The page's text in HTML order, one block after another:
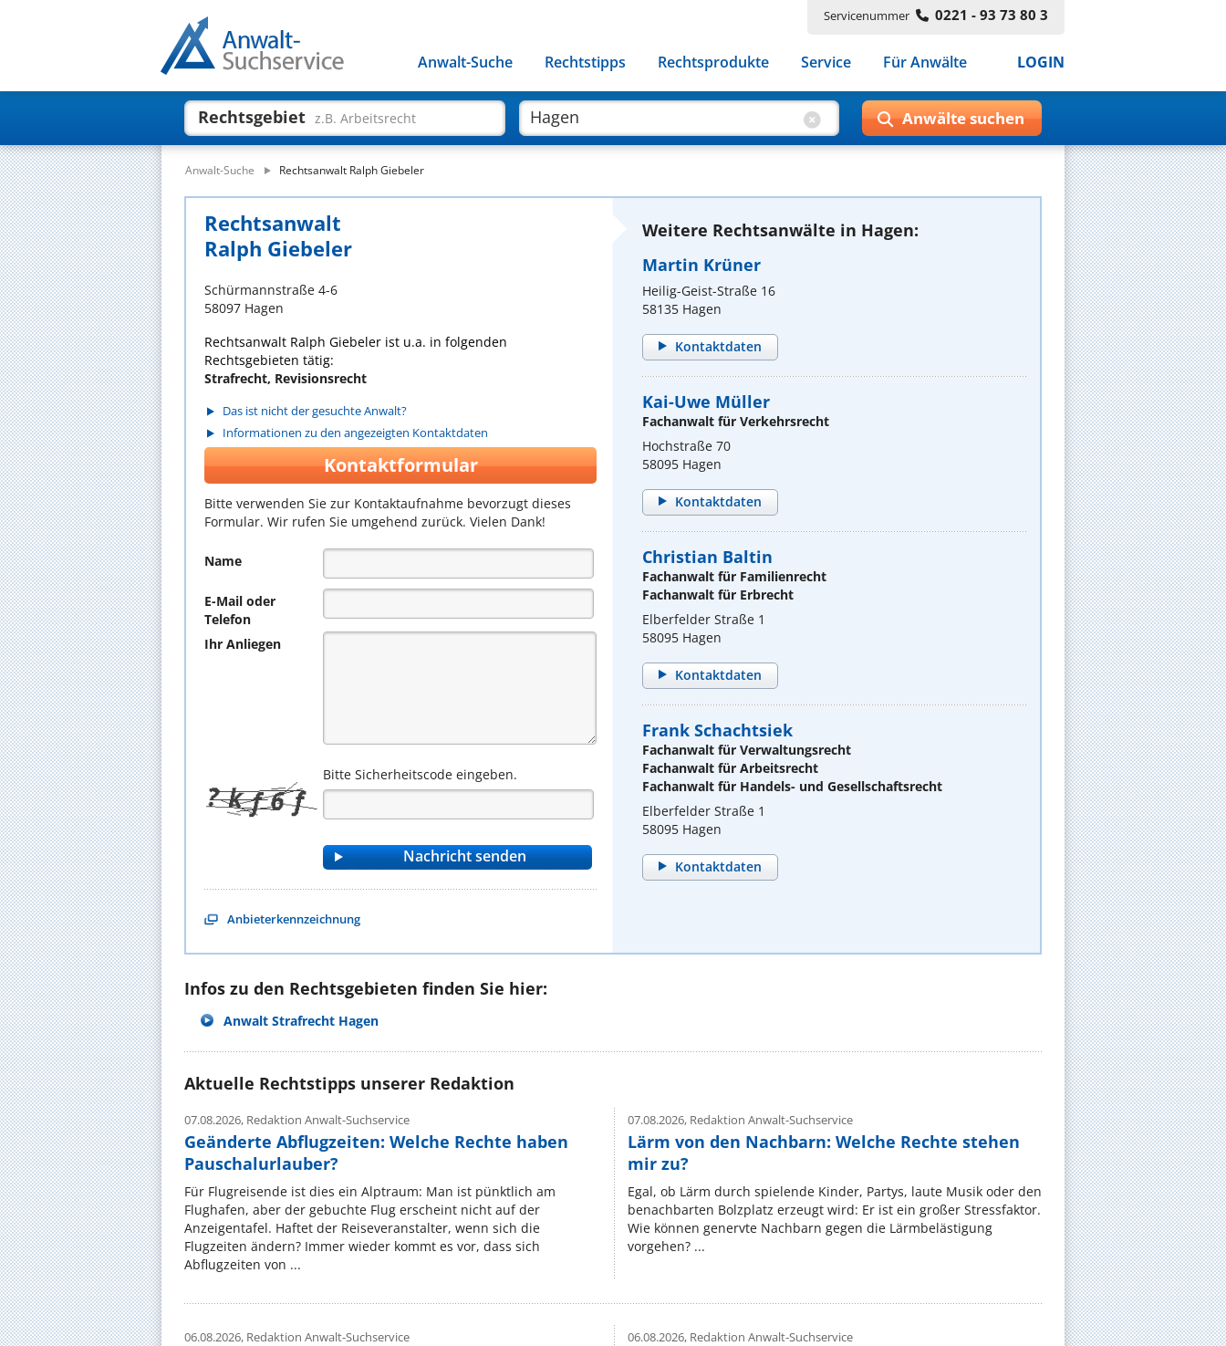
Servicenummer 0221 - 93 73 80 3
Anwalt-Suche Rechtstipps Rechtsprodukte Service Für Anwälte LOGIN
Rechtsgebiet z.B. Arbeitsrecht
Anwalt-Suche Rechtsanwalt Ralph Giebeler
Rechtsanwalt
Ralph Giebeler
Schürmannstraße 4-6
58097 Hagen
Rechtsanwalt Ralph Giebeler ist u.a. in folgenden
Rechtsgebieten tätig:
Strafrecht, Revisionsrecht
Das ist nicht der gesuchte Anwalt?
Informationen zu den angezeigten Kontaktdaten
Kontaktformular
Bitte verwenden Sie zur Kontaktaufnahme bevorzugt dieses
Formular. Wir rufen Sie umgehend zurück. Vielen Dank!
Name
E-Mail oder
Telefon
Ihr Anliegen
Bitte Sicherheitscode eingeben.
Anbieterkennzeichnung
Weitere Rechtsanwälte in Hagen:
Martin Krüner
Heilig-Geist-Straße 16
58135 Hagen
Kontaktdaten
Kai-Uwe Müller
Fachanwalt für Verkehrsrecht
Hochstraße 70
58095 Hagen
Kontaktdaten
Christian Baltin
Fachanwalt für Familienrecht
Fachanwalt für Erbrecht
Elberfelder Straße 1
58095 Hagen
Kontaktdaten
Frank Schachtsiek
Fachanwalt für Verwaltungsrecht
Fachanwalt für Arbeitsrecht
Fachanwalt für Handels- und Gesellschaftsrecht
Elberfelder Straße 1
58095 Hagen
Kontaktdaten
Infos zu den Rechtsgebieten finden Sie hier:
Anwalt Strafrecht Hagen
Aktuelle Rechtstipps unserer Redaktion
07.08.2026, Redaktion Anwalt-Suchservice
Geänderte Abflugzeiten: Welche Rechte haben
Pauschalurlauber?
Für Flugreisende ist dies ein Alptraum: Man ist pünktlich am
Flughafen, aber der gebuchte Flug erscheint nicht auf der
Anzeigentafel. Haftet der Reiseveranstalter, wenn sich die
Flugzeiten ändern? Immer wieder kommt es vor, dass sich
Abflugzeiten von ...
07.08.2026,Redaktion Anwalt-Suchservice
Lärm von den Nachbarn: Welche Rechte stehen
mir zu?
Egal, ob Lärm durch spielende Kinder, Partys, laute Musik oder den
benachbarten Bolzplatz erzeugt wird: Er ist ein großer Stressfaktor.
Wie können genervte Nachbarn gegen die Lärmbelästigung
vorgehen? ...
06.08.2026, Redaktion Anwalt-Suchservice 06.08.2026,Redaktion Anwalt-Suchservice